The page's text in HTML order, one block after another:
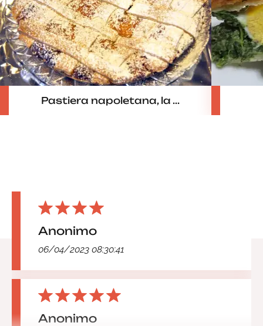
Pastiera napoletana, la ...
Anonimo
06/04/2023 08:30:41
Anonimo